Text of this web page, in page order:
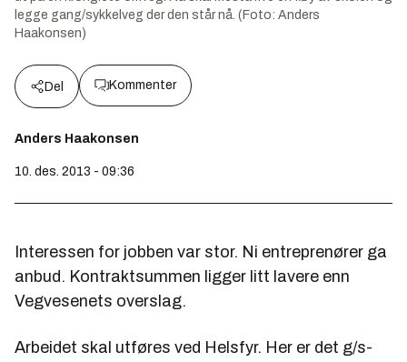
legge gang/sykkelveg der den står nå. (Foto: Anders
Haakonsen)
Del Kommenter
Anders Haakonsen
10. des. 2013 - 09:36
Interessen for jobben var stor. Ni entreprenører ga
anbud. Kontraktsummen ligger litt lavere enn
Vegvesenets overslag.
Arbeidet skal utføres ved Helsfyr. Her er det g/s-